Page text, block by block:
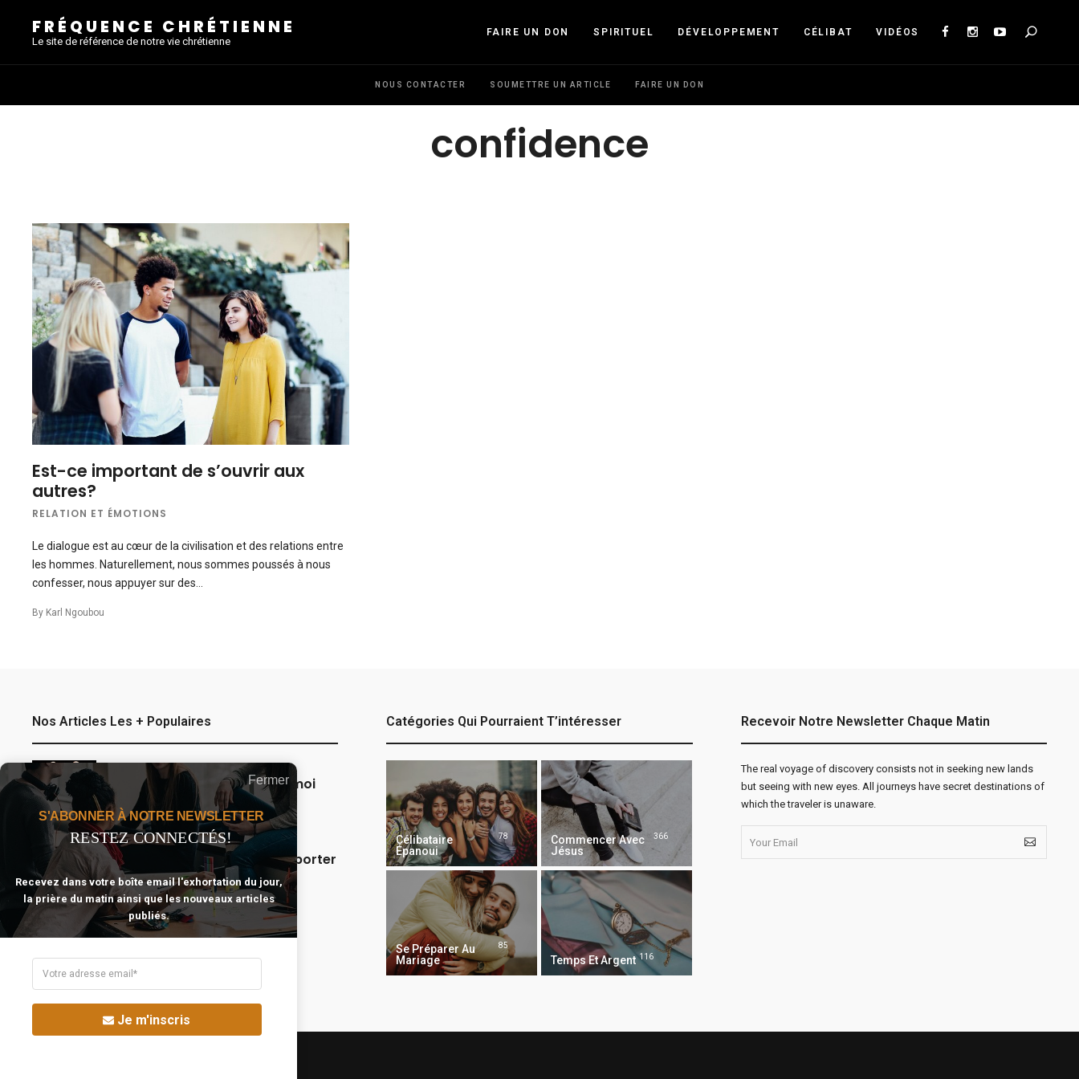
FRÉQUENCE CHRÉTIENNE
Le site de référence de notre vie chrétienne
FAIRE UN DON SPIRITUEL DÉVELOPPEMENT CÉLIBAT VIDÉOS
NOUS CONTACTER SOUMETTRE UN ARTICLE FAIRE UN DON
confidence
Est-ce important de s’ouvrir aux
autres?
RELATION ET ÉMOTIONS
Le dialogue est au cœur de la civilisation et des relations entre
les hommes. Naturellement, nous sommes poussés à nous
confesser, nous appuyer sur des…
By Karl Ngoubou
Nos Articles Les + Populaires
Seigneur, que ma famille et moi
restions sous Ta protection.
5 versets bibliques pour supporter
et surmonter les moments
difficiles.
devrions prier plus souvent.
Catégories Qui Pourraient T’intéresser
Célibataire
Épanoui
78
Commencer Avec
Jésus
366
Se Préparer Au
Mariage
85
Temps Et Argent 116
Recevoir Notre Newsletter Chaque Matin
The real voyage of discovery consists not in seeking new lands
but seeing with new eyes. All journeys have secret destinations of
which the traveler is unaware.
Fermer
S'ABONNER À NOTRE NEWSLETTER
RESTEZ CONNECTÉS!
Recevez dans votre boîte email l'exhortation du jour,
la prière du matin ainsi que les nouveaux articles
publiés.
Je m'inscris